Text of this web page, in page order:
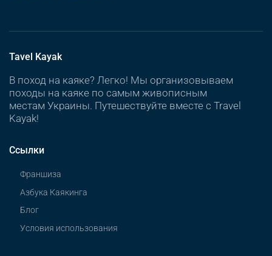
Tavel Kayak
В поход на каяке? Легко! Мы организовываем
походы на каяке по самым живописным
местам Украины. Путешествуйте вместе с Travel
Kayak!
Ссылки
Франшиза
Азбука Каякинга
Блог
Условия использования